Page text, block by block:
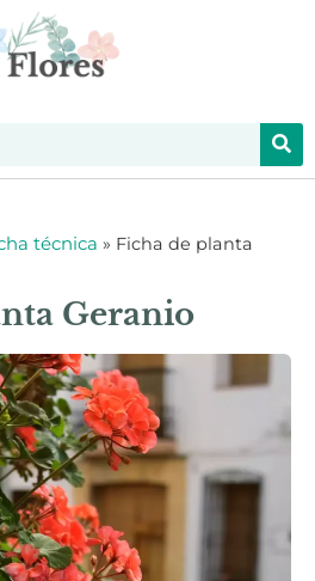
técnica » Ficha de planta
Geranio